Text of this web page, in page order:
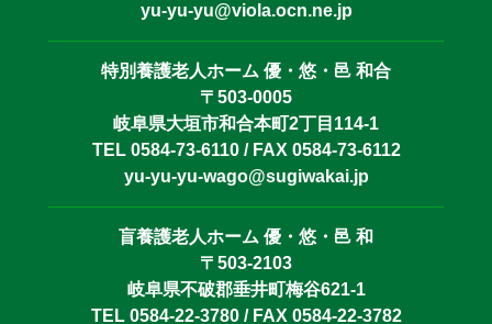
yu-yu-yu@viola.ocn.ne.jp
特別養護老人ホーム 優・悠・邑 和合
〒503-0005
岐阜県大垣市和合本町2丁目114-1
TEL 0584-73-6110 / FAX 0584-73-6112
yu-yu-yu-wago@sugiwakai.jp
盲養護老人ホーム 優・悠・邑 和
〒503-2103
岐阜県不破郡垂井町梅谷621-1
TEL 0584-22-3780 / FAX 0584-22-3782